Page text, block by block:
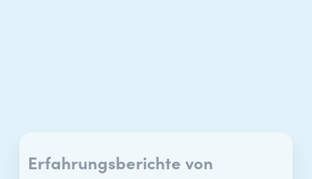
Erfahrungsberichte von